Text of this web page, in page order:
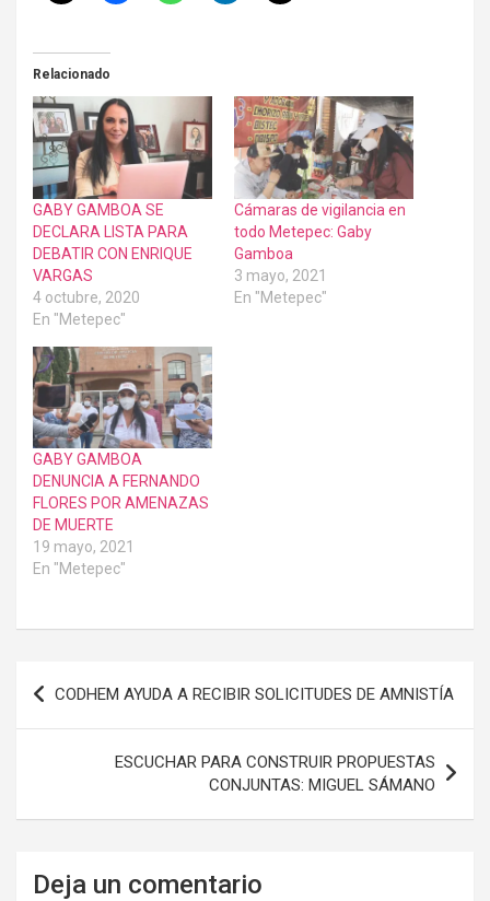
Relacionado
GABY GAMBOA SE
DECLARA LISTA PARA
DEBATIR CON ENRIQUE
VARGAS
4 octubre, 2020
En "Metepec"
Cámaras de vigilancia en
todo Metepec: Gaby
Gamboa
3 mayo, 2021
En "Metepec"
GABY GAMBOA
DENUNCIA A FERNANDO
FLORES POR AMENAZAS
DE MUERTE
19 mayo, 2021
En "Metepec"
Navegación
de
entradas
CODHEM AYUDA A RECIBIR SOLICITUDES DE AMNISTÍA
ESCUCHAR PARA CONSTRUIR PROPUESTAS
CONJUNTAS: MIGUEL SÁMANO
Deja un comentario